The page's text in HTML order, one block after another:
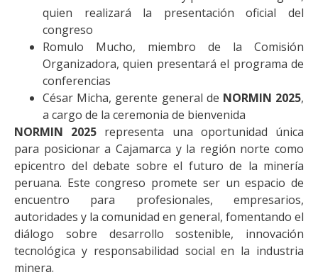
quien realizará la presentación oficial del
congreso
Romulo Mucho, miembro de la Comisión
Organizadora, quien presentará el programa de
conferencias
César Micha, gerente general de NORMIN 2025,
a cargo de la ceremonia de bienvenida
NORMIN 2025 representa una oportunidad única
para posicionar a Cajamarca y la región norte como
epicentro del debate sobre el futuro de la minería
peruana. Este congreso promete ser un espacio de
encuentro para profesionales, empresarios,
autoridades y la comunidad en general, fomentando el
diálogo sobre desarrollo sostenible, innovación
tecnológica y responsabilidad social en la industria
minera.